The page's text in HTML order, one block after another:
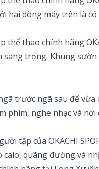
dòng máy trên là có
thể thao chính hãng
trọng. Khung
trước ngã sau để
phim, nghe nhạc và
tập của OKACHI
quãng đường và